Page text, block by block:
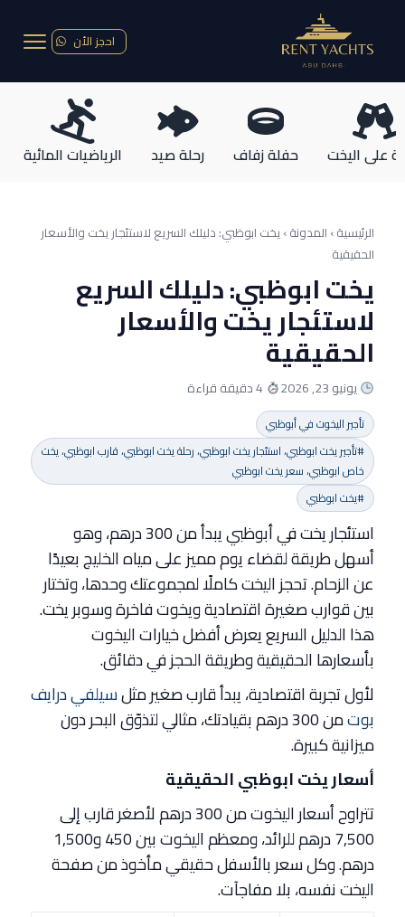
احجز الأن
على اليخت حفلة زفاف رحلة صيد الرياضيات المائية
الرئيسية › المدونة ›يخت ابوظبي: دليلك السريع لاستئجار يخت والأسعار
الحقيقية
يخت ابوظبي: دليلك السريع
لاستئجار يخت والأسعار
الحقيقية
يونيو 23, 2026
تأجير اليخوت في أبوظبي
#تأجير يخت ابوظبي، استئجار يخت ابوظبي، رحلة يخت ابوظبي، قارب ابوظبي، يخت
خاص ابوظبي، سعر يخت ابوظبي
#يخت ابوظبي
استئجار يخت في أبوظبي يبدأ من 300 درهم، وهو
أسهل طريقة لقضاء يوم مميز على مياه الخليج بعيدًا
عن الزحام. تحجز اليخت كاملًا لمجموعتك وحدها، وتختار
بين قوارب صغيرة اقتصادية ويخوت فاخرة وسوبر يخت.
هذا الدليل السريع يعرض أفضل خيارات اليخوت
بأسعارها الحقيقية وطريقة الحجز في دقائق.
لأول تجربة اقتصادية، يبدأ قارب صغير مثلسيلفي درايف
بوت
من 300 درهم بقيادتك، مثالي لتذوّق البحر دون
ميزانية كبيرة.
أسعار يخت ابوظبي الحقيقية
تتراوح أسعار اليخوت من 300 درهم لأصغر قارب إلى
7,500 درهم للرائد، ومعظم اليخوت بين 450 و1,500
درهم. وكل سعر بالأسفل حقيقي مأخوذ من صفحة
اليخت نفسه، بلا مفاجآت.